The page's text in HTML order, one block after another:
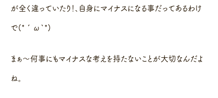
が全く違っていたり！、自身にマイナスになる事だってあるわけ
で(*´ω`*)
まぁ〜何事にもマイナスな考えを持たないことが大切なんだよ
ね。